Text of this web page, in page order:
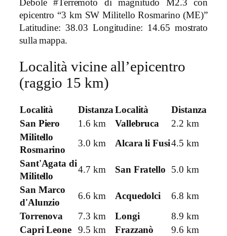
Debole #Terremoto di magnitudo M2.3 con
epicentro “3 km SW Militello Rosmarino (ME)”
Latitudine: 38.03 Longitudine: 14.65 mostrato
sulla mappa.
Località vicine all’epicentro
(raggio 15 km)
Località DistanzaLocalità
Distanza
San Piero
1.6 km Vallebruca
2.2 km
Militello
Rosmarino
3.0 km Alcara li Fusi4.5 km
Sant'Agata di
Militello
4.7 km San Fratello
5.0 km
San Marco
d'Alunzio
6.6 km Acquedolci
6.8 km
Torrenova
7.3 km Longi
8.9 km
Capri Leone
9.5 km Frazzanò
9.6 km